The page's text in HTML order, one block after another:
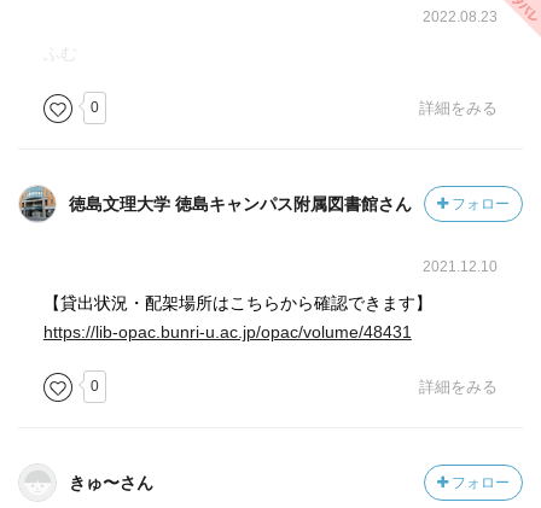
2022.08.23
0 詳細をみる
徳島文理大学 徳島キャンパス附属図書館さん フォロー
2021.12.10
【貸出状況・配架場所はこちらから確認できます】
https://lib-opac.bunri-u.ac.jp/opac/volume/48431
0 詳細をみる
きゅ〜さん フォロー